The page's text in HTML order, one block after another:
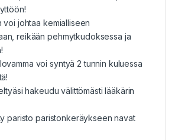
voi johtaa kemialliseen
reikään pehmytkudoksessa ja
voi syntyä 2 tunnin kuluessa
hakeudu välittömästi lääkärin
paristo paristonkeräykseen navat